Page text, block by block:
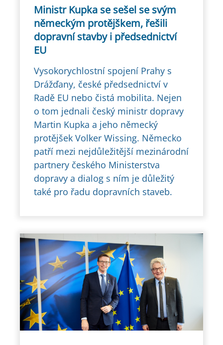
Ministr Kupka se sešel se svým
německým protějškem, řešili
dopravní stavby i předsednictví
EU
Vysokorychlostní spojení Prahy s
Drážďany, české předsednictví v
Radě EU nebo čistá mobilita. Nejen
o tom jednali český ministr dopravy
Martin Kupka a jeho německý
protějšek Volker Wissing. Německo
patří mezi nejdůležitější mezinárodní
partnery českého Ministerstva
dopravy a dialog s ním je důležitý
také pro řadu dopravních staveb.